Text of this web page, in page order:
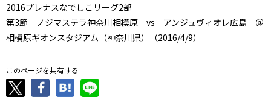
2016プレナスなでしこリーグ2部
第3節 ノジマステラ神奈川相模原 vs アンジュヴィオレ広島 ＠
相模原ギオンスタジアム（神奈川県）（2016/4/9）
このページを共有する